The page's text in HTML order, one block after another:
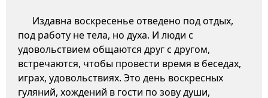
Издавна воскресенье отведено под отдых,
под работу не тела, но духа. И люди с
удовольствием общаются друг с другом,
встречаются, чтобы провести время в беседах,
играх, удовольствиях. Это день воскресных
гуляний, хождений в гости по зову души,